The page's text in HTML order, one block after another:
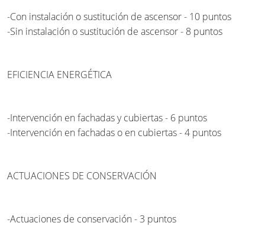
-Con instalación o sustitución de ascensor - 10 puntos
-Sin instalación o sustitución de ascensor - 8 puntos
EFICIENCIA ENERGÉTICA
-Intervención en fachadas y cubiertas - 6 puntos
-Intervención en fachadas o en cubiertas - 4 puntos
ACTUACIONES DE CONSERVACIÓN
-Actuaciones de conservación - 3 puntos